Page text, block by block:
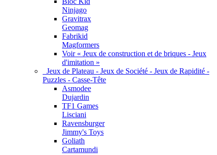
Ninjago
Gravitrax
Geomag
Fabrikid
Magformers
Voir « Jeux de construction et de briques - Jeux
d'imitation »
Jeux de Plateau - Jeux de Société - Jeux de Rapidité -
Puzzles - Casse-Tête
Asmodee
Dujardin
TF1 Games
Lisciani
Ravensburger
Jimmy's Toys
Goliath
Cartamundi